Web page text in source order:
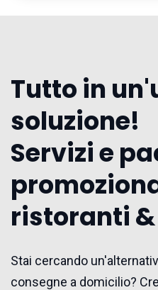
Tutto in
soluzione!
Servizi e
ristoranti &
Stai cercando
consegne a domicilio?